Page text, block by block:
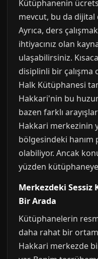
Kütüphanenin
mevcut, bu da dijital
Ayrıca, ders
ihtiyacınız olan
ulaşabilirsiniz.
disiplinli bir çalışma
Halk Kütüphanesi
Hakkari'nin bu
bazen farklı
Hakkari merkezinin
bölgesindeki
olabiliyor. Ancak
yüzden
Merkezdeki Sessiz
Bir Arada
Kütüphanelerin
daha rahat bir
Hakkari merkezde